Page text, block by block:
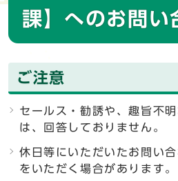
課】へのお問い
ご注意
セールス・勧誘や、趣旨不
は、回答しておりません。
休日等にいただいたお問い
をいただく場合があります。